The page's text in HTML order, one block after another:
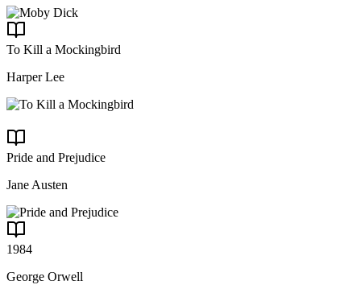
To Kill a Mockingbird
Harper Lee
Pride and Prejudice
Jane Austen
1984
George Orwell